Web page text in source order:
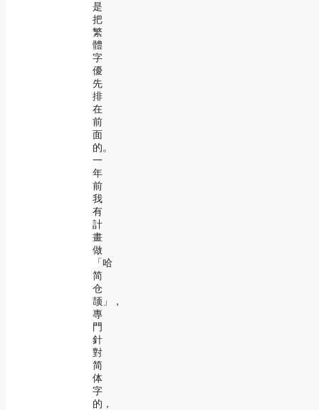
是
把
繁
體
字
優
先
排
在
前
面
的。
一
年
前
我
有
計
畫
做
「哈
简
仓
颉」，
專
門
針
對
简
体
字
的，